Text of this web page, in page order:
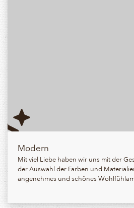
Modern
Mit viel Liebe haben wir uns mit der
der Auswahl der Farben und
angenehmes und schönes